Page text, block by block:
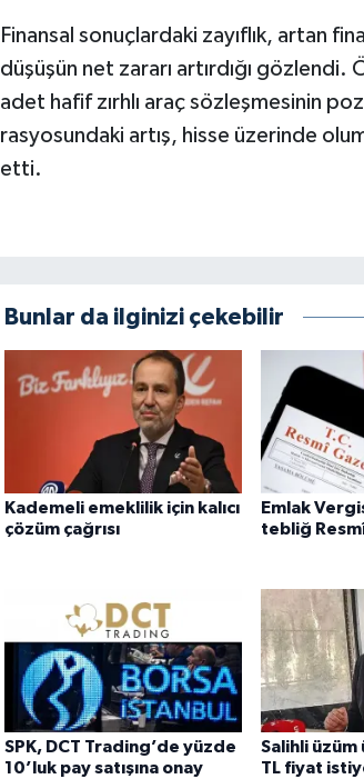
Finansal sonuçlardaki zayıflık, artan
düşüşün net zararı artırdığı
adet hafif zırhlı araç sözleşmesinin
rasyosundaki artış, hisse üzerinde
etti.
Bunlar da ilginizi çekebilir
Kademeli emeklilik için kalıcı
çözüm çağrısı
Emlak
tebliğ
SPK, DCT Trading’de yüzde
10’luk pay satışına onay
Salihli
TL fiyat